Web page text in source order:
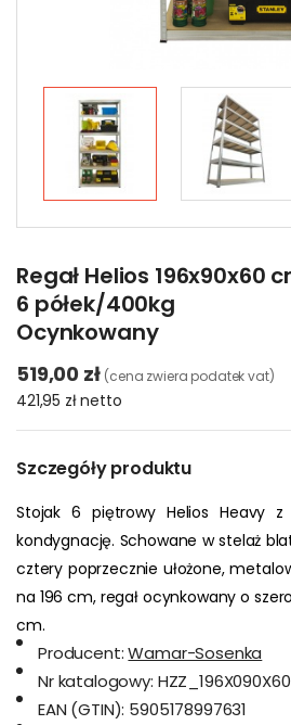
Regał Helios 196x90x60
6 półek/400kg
Ocynkowany
519,00 zł (cena zwiera podatek vat)
421,95 złnetto
Szczegóły produktu
Stojak 6 piętrowy Helios Heavy
kondygnację. Schowane w stelaż
cztery poprzecznie ułożone,
na 196 cm, regał ocynkowany o
cm.
Producent: Wamar-Sosenka
Nr katalogowy:
EAN (GTIN): 5905178997631